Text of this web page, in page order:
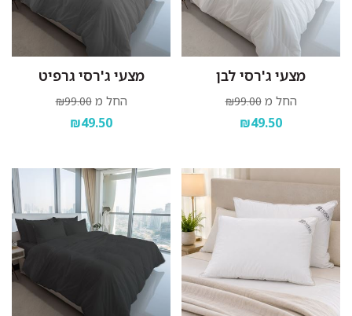
מצעי ג'רסי לבן
החל מ ₪99.00
₪49.50
מצעי ג'רסי גרפיט
החל מ ₪99.00
₪49.50